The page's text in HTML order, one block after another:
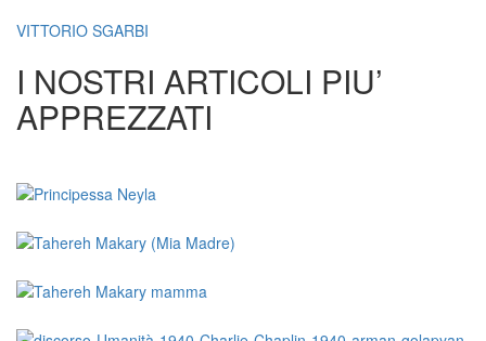
VITTORIO SGARBI
I NOSTRI ARTICOLI PIU’
APPREZZATI